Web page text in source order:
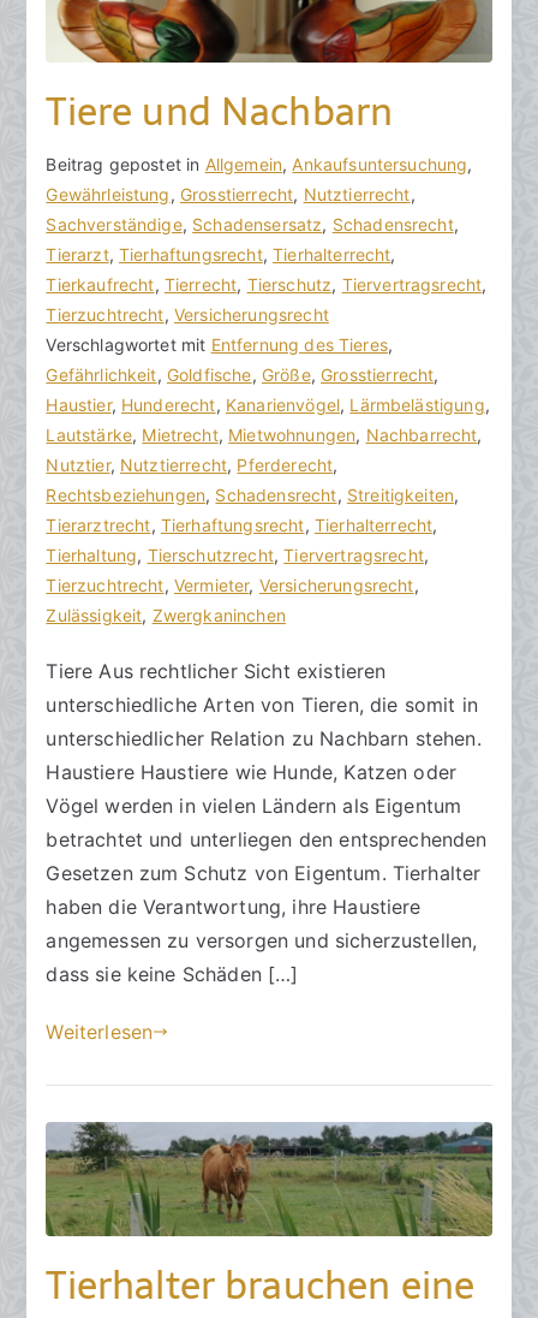
Tiere und Nachbarn
V
o
n
h
o
r
a
k
R
e
c
h
t
s
a
n
ä
l
t
e
B
e
i
t
r
a
g
v
e
r
ö
f
f
e
n
t
c
h
t
a
4
.
O
k
o
r
2
0
2
Beitrag gepostet in Allgemein, Ankaufsuntersuchung,
Gewährleistung, Grosstierrecht, Nutztierrecht,
Sachverständige, Schadensersatz, Schadensrecht,
Tierarzt,Tierhaftungsrecht,Tierhalterrecht,
Tierkaufrecht, Tierrecht, Tierschutz, Tiervertragsrecht,
Tierzuchtrecht, Versicherungsrecht
Verschlagwortet mit Entfernung des Tieres,
Gefährlichkeit, Goldfische, Größe, Grosstierrecht,
Haustier, Hunderecht, Kanarienvögel, Lärmbelästigung,
Lautstärke, Mietrecht, Mietwohnungen, Nachbarrecht,
Nutztier, Nutztierrecht, Pferderecht,
Rechtsbeziehungen, Schadensrecht, Streitigkeiten,
Tierarztrecht, Tierhaftungsrecht, Tierhalterrecht,
Tierhaltung, Tierschutzrecht,Tiervertragsrecht,
Tierzuchtrecht, Vermieter, Versicherungsrecht,
Zulässigkeit, Zwergkaninchen
K
e
i
n
e
K
o
m
m
e
n
t
a
r
e
zu
und
Nachbarn
Tiere Aus rechtlicher Sicht existieren
unterschiedliche Arten von Tieren, die somit in
unterschiedlicher Relation zu Nachbarn stehen.
Haustiere Haustiere wie Hunde, Katzen oder
Vögel werden in vielen Ländern als Eigentum
betrachtet und unterliegen den entsprechenden
Gesetzen zum Schutz von Eigentum. Tierhalter
haben die Verantwortung, ihre Haustiere
angemessen zu versorgen und sicherzustellen,
dass sie keine Schäden […]
Weiterlesen
Tierhalter brauchen eine